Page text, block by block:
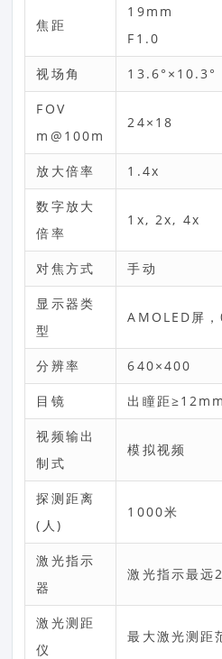
焦距
19mm
F1.0
视场角 13.6°×10.3°
FOV
m@100m
24×18
放大倍率 1.4x
数字放大
倍率
1x, 2x, 4x
对焦方式 手动
显示器类
型
AMOLED屏
分辨率 640×400
目镜 出瞳距
视频输出
制式
模拟视频
探测距离
(人)
1000米
激光指示
器
激光指示最远
激光测距
仪
最大激光测